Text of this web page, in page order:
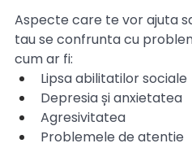
Aspecte care te vor ajuta
tau se confrunta cu
cum ar fi:
Lipsa abilitatilor sociale
Depresia și anxietatea
Agresivitatea
Problemele de atentie